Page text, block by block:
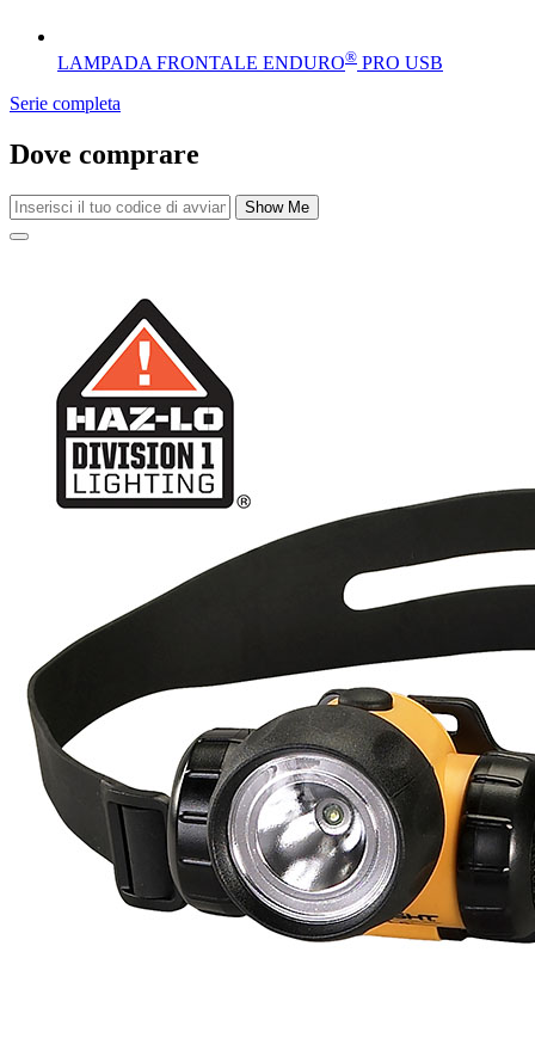
LAMPADA FRONTALE ENDURO® PRO USB
Serie completa
Dove comprare
Show Me